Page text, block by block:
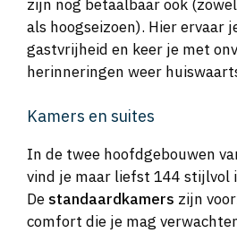
zijn nog betaalbaar ook
als hoogseizoen). Hier ervaar
gastvrijheid en keer je met
herinneringen weer
Kamers en suites
In de twee hoofdgebouwen
vind je maar liefst 144 stijlvol
De standaardkamers zijn
comfort die je mag